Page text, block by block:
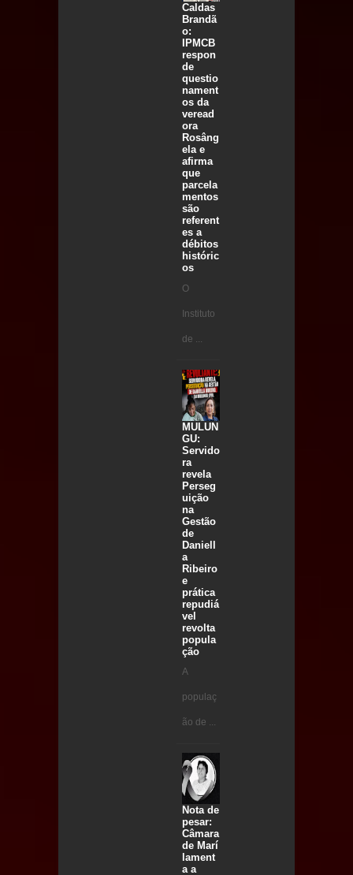
Caldas
Brandã
o:
IPMCB
respon
de
questio
nament
os da
veread
ora
Rosâng
ela e
afirma
que
parcela
mentos
são
referent
es a
débitos
históric
os
O
Instituto
de ...
MULUN
GU:
Servido
ra
revela
Perseg
uição
na
Gestão
de
Daniell
a
Ribeiro
e
prática
repudiá
vel
revolta
popula
ção
A
populaç
ão de ...
Nota de
pesar:
Câmara
de Marí
lament
a a